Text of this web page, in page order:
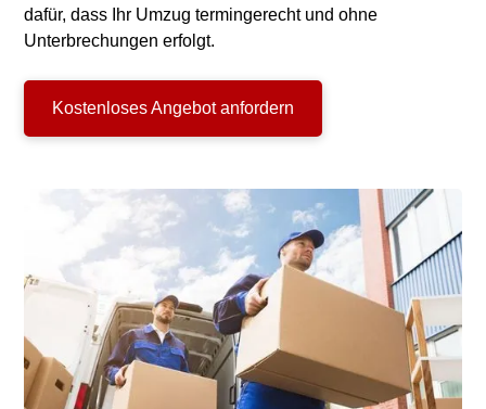
dafür, dass Ihr Umzug termingerecht und ohne
Unterbrechungen erfolgt.
Kostenloses Angebot anfordern